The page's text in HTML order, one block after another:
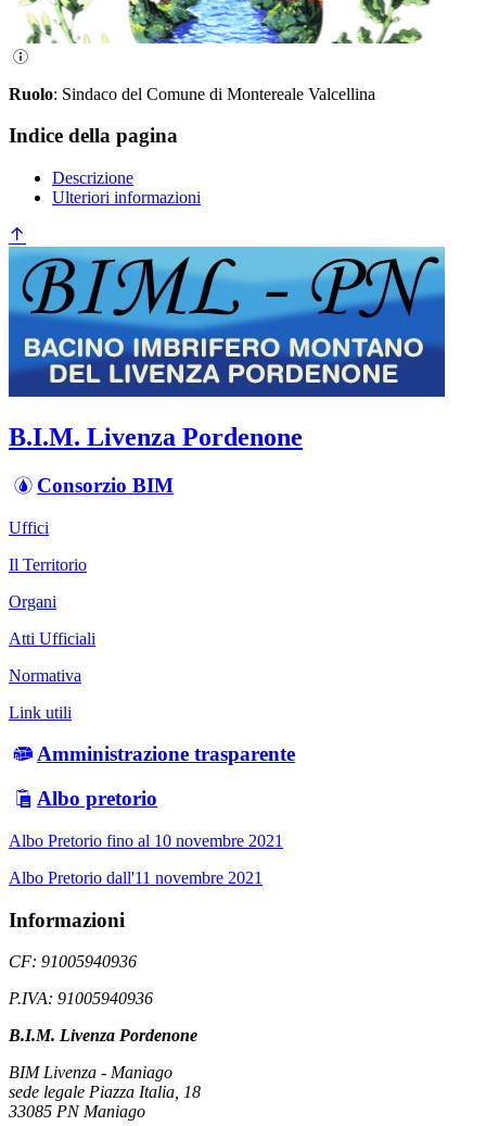
Ruolo: Sindaco del Comune di Montereale Valcellina
Indice della pagina
Descrizione
Ulteriori informazioni
B.I.M. Livenza Pordenone
Consorzio BIM
Uffici
Il Territorio
Organi
Atti Ufficiali
Normativa
Link utili
Amministrazione trasparente
Albo pretorio
Albo Pretorio fino al 10 novembre 2021
Albo Pretorio dall'11 novembre 2021
Informazioni
CF: 91005940936
P.IVA: 91005940936
B.I.M. Livenza Pordenone
BIM Livenza - Maniago
sede legale Piazza Italia, 18
33085 PN Maniago